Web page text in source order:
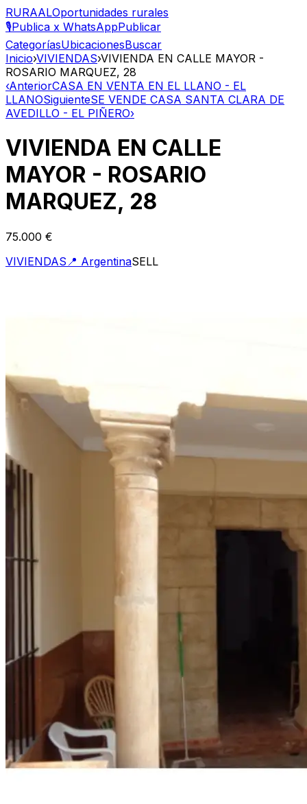
RURAALOportunidades rurales
🎙️Publica x WhatsAppPublicar
CategoríasUbicacionesBuscar
Inicio›VIVIENDAS›VIVIENDA EN CALLE MAYOR -
ROSARIO MARQUEZ, 28
‹AnteriorCASA EN VENTA EN EL LLANO - EL
LLANOSiguienteSE VENDE CASA SANTA CLARA DE
AVEDILLO - EL PIÑERO›
VIVIENDA EN CALLE
MAYOR - ROSARIO
MARQUEZ, 28
75.000 €
VIVIENDAS 📍 ArgentinaSELL